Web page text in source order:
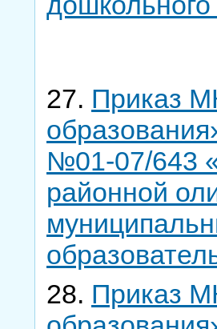
27. Приказ
№01-07/643
районной
28. Приказ